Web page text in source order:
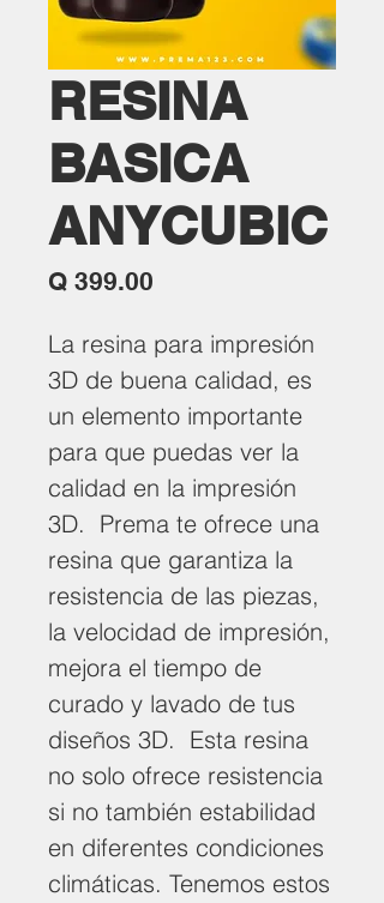
RESINA
BASICA
ANYCUBIC
Q 399.00
La resina para impresión
3D de buena calidad, es
un elemento importante
para que puedas ver la
calidad en la impresión
3D. Prema te ofrece una
resina que garantiza la
resistencia de las piezas,
la velocidad de impresión,
mejora el tiempo de
curado y lavado de tus
diseños 3D. Esta resina
no solo ofrece resistencia
si no también estabilidad
en diferentes condiciones
climáticas. Tenemos estos